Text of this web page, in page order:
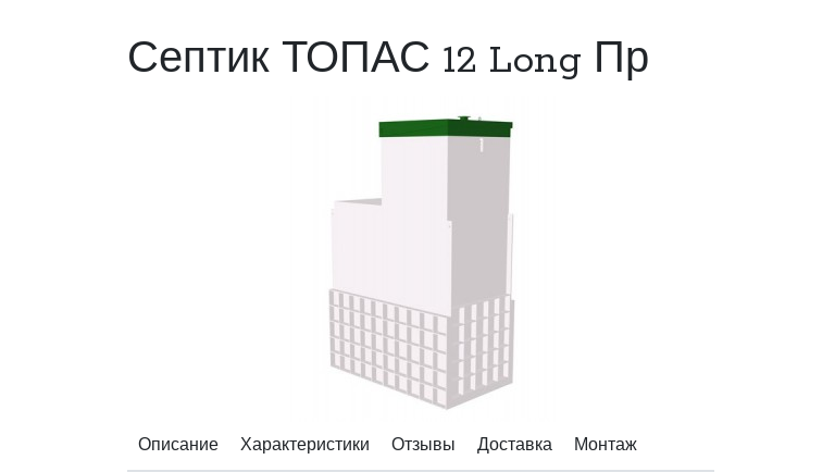
Септик ТОПАС 12 Long Пр
Описание Характеристики Отзывы Доставка Монтаж